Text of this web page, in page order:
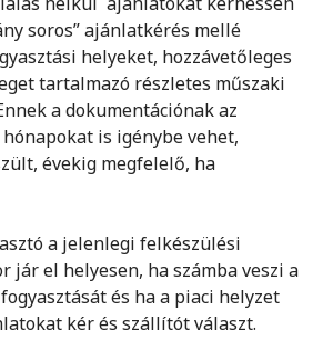
soros” ajánlatkérés mellé
helyeket, hozzávetőleges
tartalmazó részletes műszaki
a dokumentációnak az
is igénybe vehet,
évekig megfelelő, ha
a jelenlegi felkészülési
jár el helyesen, ha számba veszi a
és ha a piaci helyzet
kér és szállítót választ.